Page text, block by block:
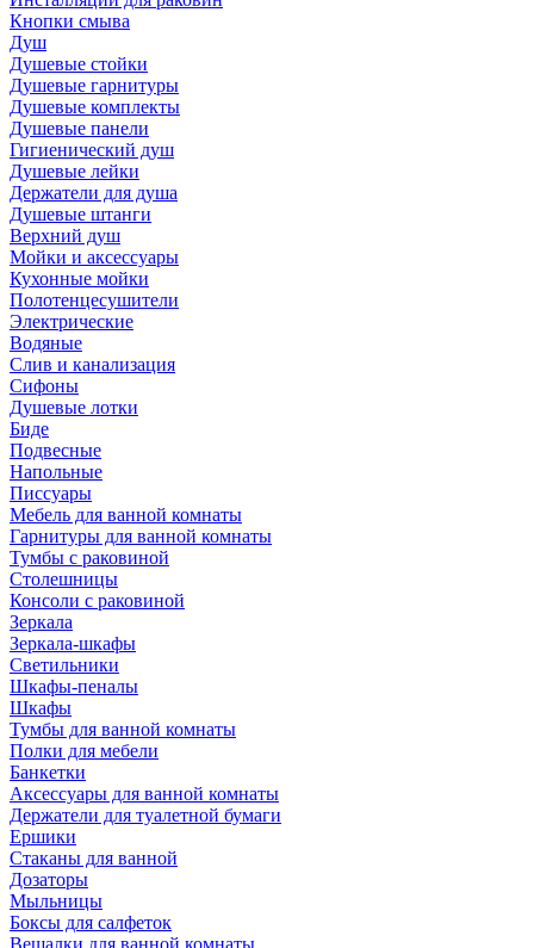
Кнопки смыва
Душ
Душевые стойки
Душевые гарнитуры
Душевые комплекты
Душевые панели
Гигиенический душ
Душевые лейки
Держатели для душа
Душевые штанги
Верхний душ
Мойки и аксессуары
Кухонные мойки
Полотенцесушители
Электрические
Водяные
Слив и канализация
Сифоны
Душевые лотки
Биде
Подвесные
Напольные
Писсуары
Мебель для ванной комнаты
Гарнитуры для ванной комнаты
Тумбы с раковиной
Столешницы
Консоли с раковиной
Зеркала
Зеркала-шкафы
Светильники
Шкафы-пеналы
Шкафы
Тумбы для ванной комнаты
Полки для мебели
Банкетки
Аксессуары для ванной комнаты
Держатели для туалетной бумаги
Ершики
Стаканы для ванной
Дозаторы
Мыльницы
Боксы для салфеток
Вешалки для ванной комнаты